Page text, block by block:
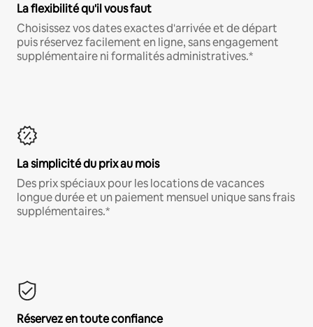
La flexibilité qu'il vous faut
Choisissez vos dates exactes d'arrivée et de départ
puis réservez facilement en ligne, sans engagement
supplémentaire ni formalités administratives.*
La simplicité du prix au mois
Des prix spéciaux pour les locations de vacances
longue durée et un paiement mensuel unique sans frais
supplémentaires.*
Réservez en toute confiance